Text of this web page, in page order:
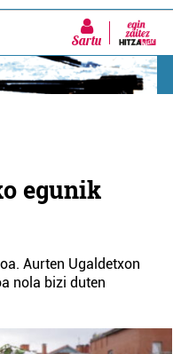
Sartu
egunik
Aurten Ugaldetxon
nola bizi duten